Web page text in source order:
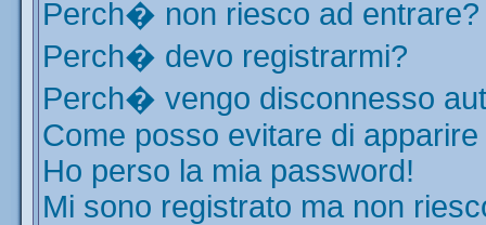
Perch� non riesco ad entrare?
Perch� devo registrarmi?
Perch� vengo disconnesso
Come posso evitare di
Ho perso la mia password!
Mi sono registrato ma non